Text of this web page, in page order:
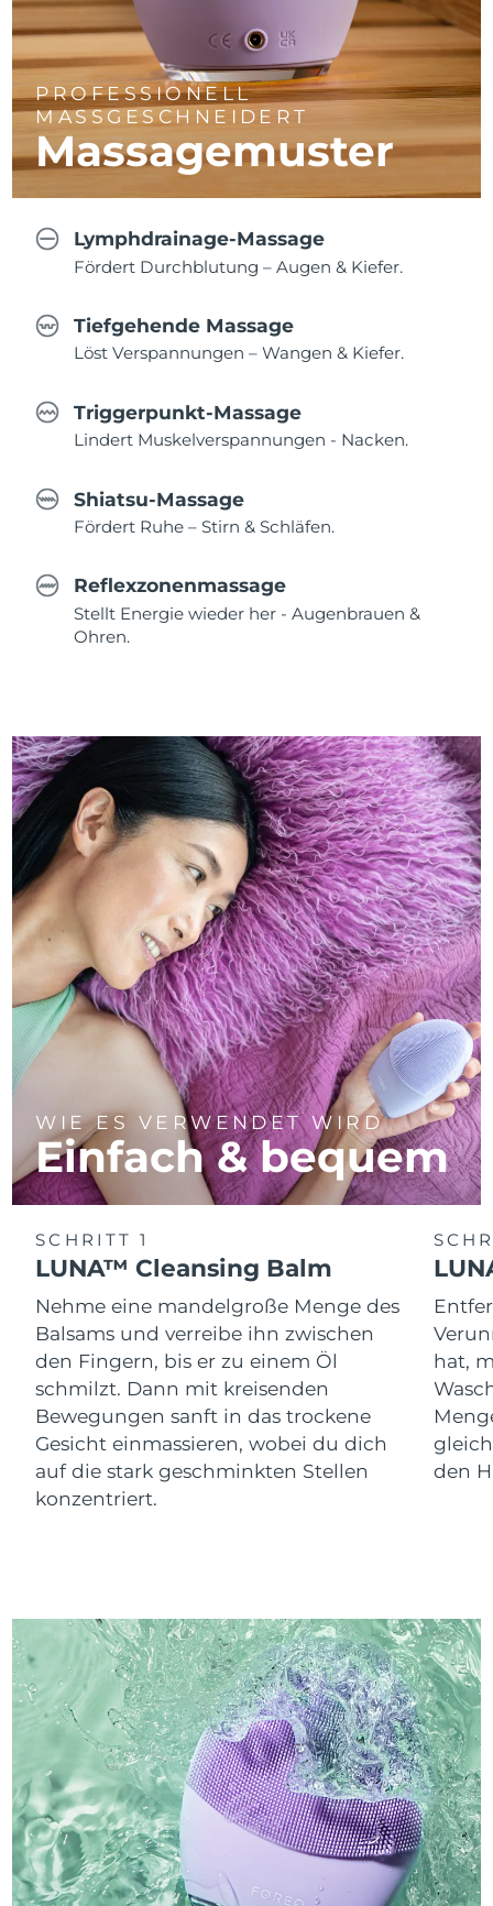
PROFESSIONELL
MASSGESCHNEIDERT
Massagemuster
Lymphdrainage-Massage
Fördert Durchblutung – Augen & Kiefer.
Tiefgehende Massage
Löst Verspannungen – Wangen & Kiefer.
Triggerpunkt-Massage
Lindert Muskelverspannungen - Nacken.
Shiatsu-Massage
Fördert Ruhe – Stirn & Schläfen.
Reflexzonenmassage
Stellt Energie wieder her - Augenbrauen &
Ohren.
WIE ES VERWENDET WIRD
Einfach & bequem
SCHRITT 1
LUNA™ Cleansing Balm
Nehme eine mandelgroße Menge des
Balsams und verreibe ihn zwischen
den Fingern, bis er zu einem Öl
schmilzt. Dann mit kreisenden
Bewegungen sanft in das trockene
Gesicht einmassieren, wobei du dich
auf die stark geschminkten Stellen
konzentriert.
hat,
den